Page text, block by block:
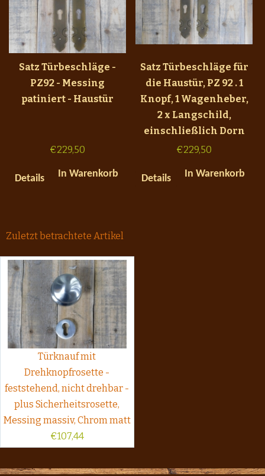
Satz Türbeschläge -
PZ92 - Messing
patiniert - Haustür
€229,50
Details In Warenkorb
Satz Türbeschläge für
die Haustür, PZ 92 . 1
Knopf, 1 Wagenheber,
2 x Langschild,
einschließlich Dorn
€229,50
Details In Warenkorb
Zuletzt betrachtete Artikel
Türknauf mit
Drehknopfrosette -
feststehend, nicht drehbar -
plus Sicherheitsrosette,
Messing massiv, Chrom matt
€107,44